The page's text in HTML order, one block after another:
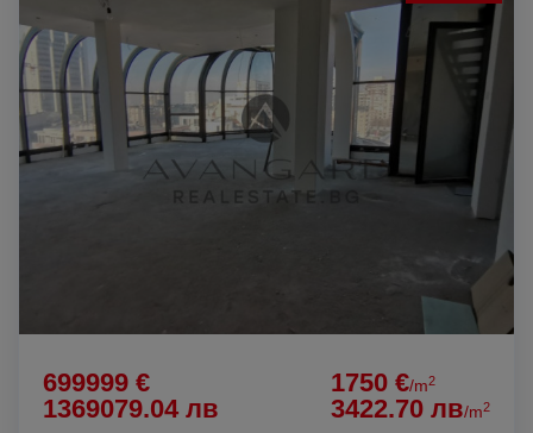
699999 €
1369079.04 лв
1750 €/m2
3422.70 лв/m2